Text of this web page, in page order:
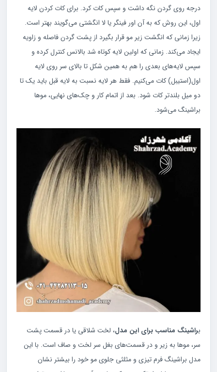
درجه روی گردن نگه داشت و سپس کات کرد. برای کات کردن لایه
اول، این روش که به آن اور فینگر یا لا انگشتی می‌گویند بهتر است.
زیرا زمانی که انگشت زیر مو قرار بگیرد از پشت گردن فاصله و زاویه
ایجاد می‌کند. زمانی که اولین لایه کوتاه شد بالانس کنترل کرده و
سپس لایه‌های بعدی را هم به همین شکل تا بالای سر روی لایه
اول(استیبل) کات می‌کنیم. فقط هر لایه نسبت به لایه قبل باید یک تا
دو میل بلندتر کات شود. بعد از اتمام کار و چک‌های نهایی، موها
براشینگ می‌شود.
براشینگ مناسب برای این مدل، لخت شلاقی یا در قسمت پشت
سر، موها به زیر و در قسمت‌های بغل سر لخت و صاف است. با این
مدل براشینگ فرم تیزی و مثلثی جلوی مو خود را بیشتر نشان